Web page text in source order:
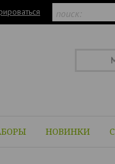
НОВИНКИ